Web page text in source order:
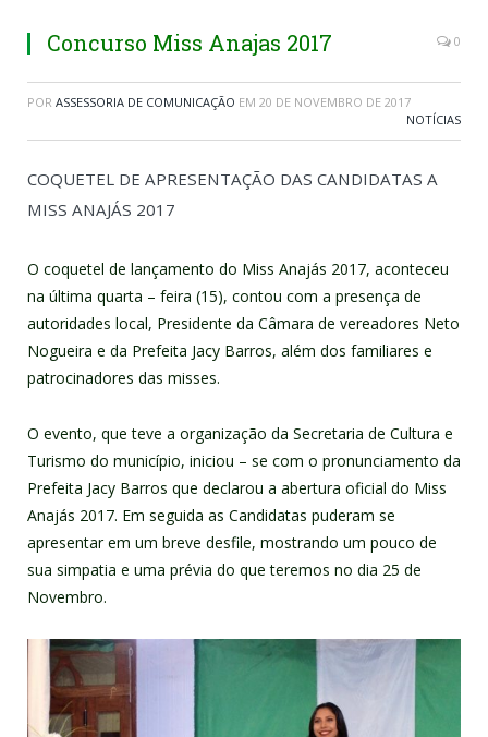
Concurso Miss Anajas 2017 0
POR ASSESSORIA DE COMUNICAÇÃO EM 20 DE NOVEMBRO DE 2017
NOTÍCIAS
COQUETEL DE APRESENTAÇÃO DAS CANDIDATAS A
MISS ANAJÁS 2017
O coquetel de lançamento do Miss Anajás 2017, aconteceu
na última quarta – feira (15), contou com a presença de
autoridades local, Presidente da Câmara de vereadores Neto
Nogueira e da Prefeita Jacy Barros, além dos familiares e
patrocinadores das misses.
O evento, que teve a organização da Secretaria de Cultura e
Turismo do município, iniciou – se com o pronunciamento da
Prefeita Jacy Barros que declarou a abertura oficial do Miss
Anajás 2017. Em seguida as Candidatas puderam se
apresentar em um breve desfile, mostrando um pouco de
sua simpatia e uma prévia do que teremos no dia 25 de
Novembro.